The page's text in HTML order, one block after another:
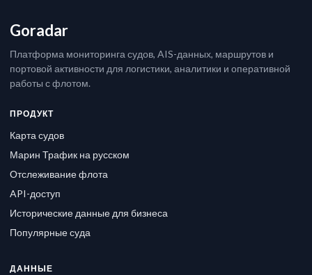
Goradar
Платформа мониторинга судов, AIS-данных, маршрутов и
портовой активности для логистики, аналитики и оперативной
работы с флотом.
ПРОДУКТ
Карта судов
Марин Трафик на русском
Отслеживание флота
API-доступ
Исторические данные для бизнеса
Популярные суда
ДАННЫЕ